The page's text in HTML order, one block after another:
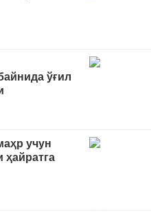
ўғил
учун
ҳайратга